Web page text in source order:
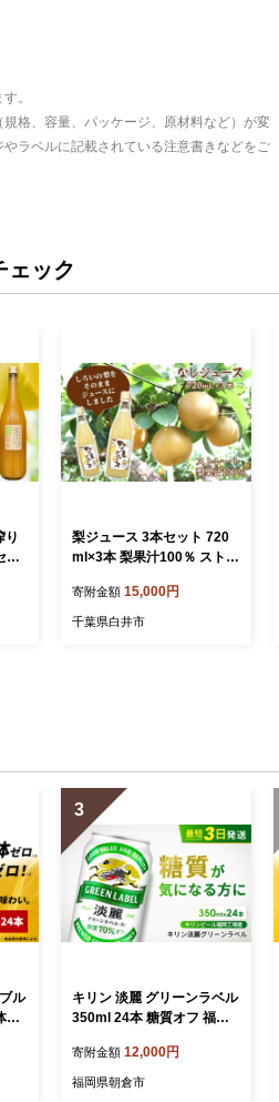
。
格、容量、パッケージ、原材料など）が変
ラベルに記載されている注意書きなどをご
ェック
り
ッ
梨ジュース 3本セット 720
ml×3本 梨果汁100％ ストレ
寄附金額 15,000円
千葉県白井市
ル
ゼ
ア
3
キリン 淡麗 グリーンラベル
350ml 24本 糖質オフ 福岡
ビール 発泡酒 送料無料 ギ
フト 内祝い ケース
寄附金額 12,000円
福岡県朝倉市